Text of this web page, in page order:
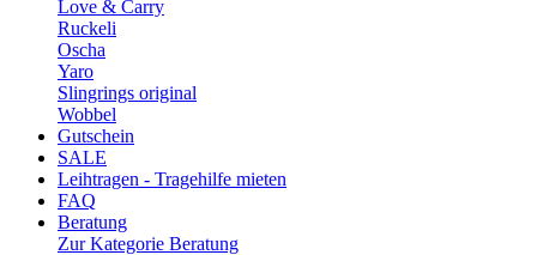
Love & Carry
Ruckeli
Oscha
Yaro
Slingrings original
Wobbel
Gutschein
SALE
Leihtragen - Tragehilfe mieten
FAQ
Beratung
Zur Kategorie Beratung